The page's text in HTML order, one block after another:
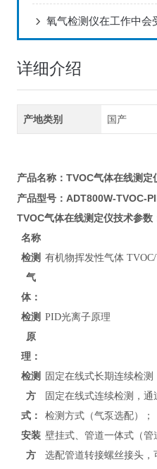
氧气检测仪在工作中会
详细介绍
产地类别 国产
产品名称： TVOC气体在线测定
产品型号：ADT800W-TVOC-
TVOC气体在线测定仪技术参数
名称
检测
气
体：
有机物挥发性气体
检测
原
理：
PID光离子原理
检测
方
式：
固定在线式长期连续检测
固定在线式连续检测，
检测方式（气泵选配）；
安装
方
壁挂式、管道一体式（管
选配管道转接螺丝接头，